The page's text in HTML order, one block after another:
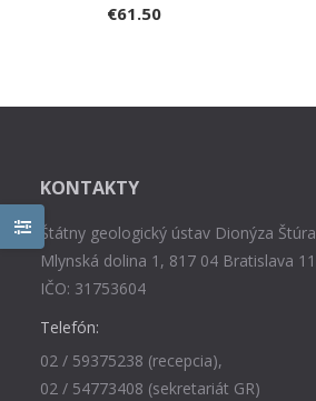
€61.50
KONTAKTY
Štátny geologický ústav Dionýza Štúra
Mlynská dolina 1, 817 04 Bratislava 11
IČO: 31753604
Telefón:
02 / 59375238 (recepcia),
02 / 54773408 (sekretariát GR)